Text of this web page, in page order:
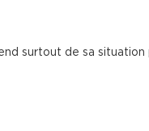
surtout de sa situation